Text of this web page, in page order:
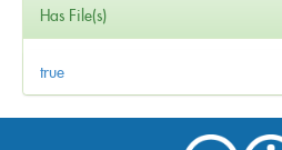
Has File(s)
true